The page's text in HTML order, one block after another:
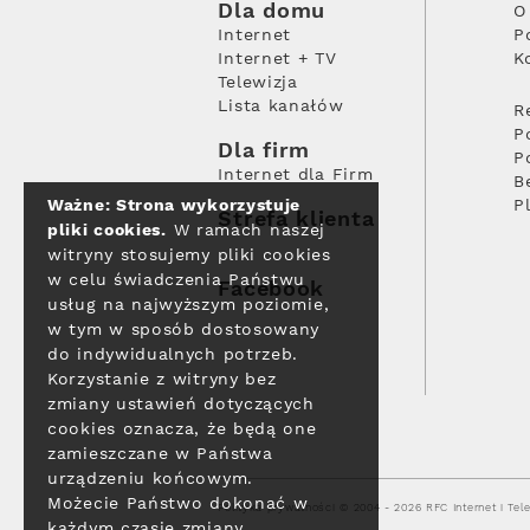
Dla domu
Internet
Internet + TV
Telewizja
Lista kanałów
Dla firm
Internet dla Firm
Strefa klienta
Facebook
Polityka prywatności © 2004 - 2026 RFC Internet i
Ważne: Strona wykorzystuje
pliki cookies. W ramach naszej
witryny stosujemy pliki cookies
w celu świadczenia Państwu
usług na najwyższym poziomie,
w tym w sposób dostosowany
do indywidualnych potrzeb.
Korzystanie z witryny bez
zmiany ustawień dotyczących
cookies oznacza, że będą one
zamieszczane w Państwa
urządzeniu końcowym.
Możecie Państwo dokonać w